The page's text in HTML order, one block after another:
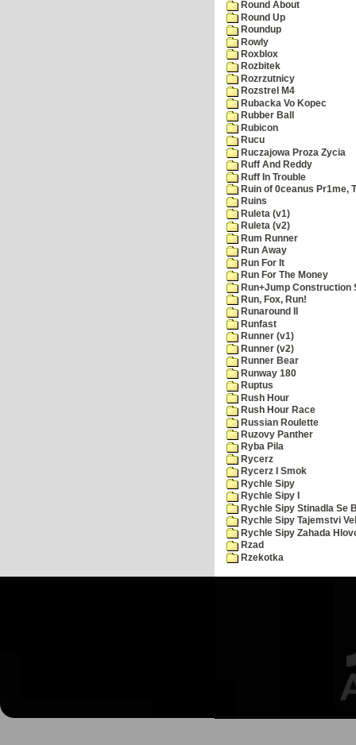
Round About
Round Up
Roundup
Rowly
Roxblox
Rozbitek
Rozrzutnicy
Rozstrel M4
Rubacka Vo Kopec
Rubber Ball
Rubicon
Rucu
Ruczajowa Proza Zycia
Ruff And Reddy
Ruff In Trouble
Ruin of 0ceanus Pr1me,
Ruins
Ruleta (v1)
Ruleta (v2)
Rum Runner
Run Away
Run For It
Run For The Money
Run+Jump Construction
Run, Fox, Run!
Runaround II
Runfast
Runner (v1)
Runner (v2)
Runner Bear
Runway 180
Ruptus
Rush Hour
Rush Hour Race
Russian Roulette
Ruzovy Panther
Ryba Pila
Rycerz
Rycerz I Smok
Rychle Sipy
Rychle Sipy I
Rychle Sipy Stinadla Se
Rychle Sipy Tajemstvi
Rychle Sipy Zahada
Rzad
Rzekotka